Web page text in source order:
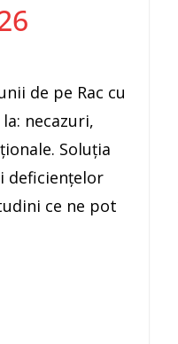
de pe Rac cu
necazuri,
Soluţia
deficienţelor
ce ne pot